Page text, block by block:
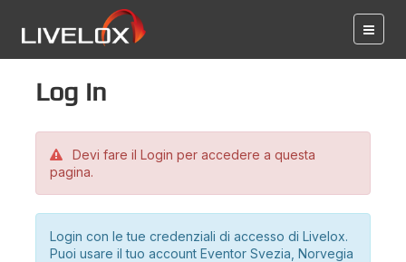
Log in
Devi fare il Login per accedere a questa
pagina.
Login con le tue credenziali di accesso di Livelox.
Puoi usare il tuo account Eventor Svezia, Norvegia